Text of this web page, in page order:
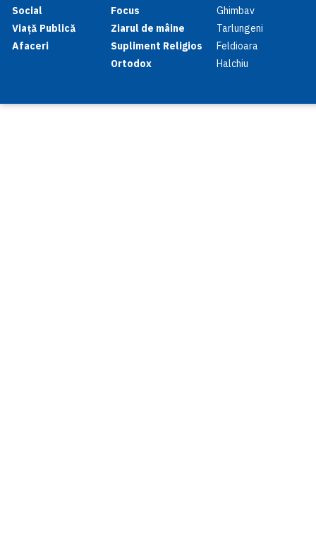
Social
Viață Publică
Afaceri
Focus
Ziarul de mâine
Supliment Religios
Ortodox
Ghimbav
Tarlungeni
Feldioara
Halchiu